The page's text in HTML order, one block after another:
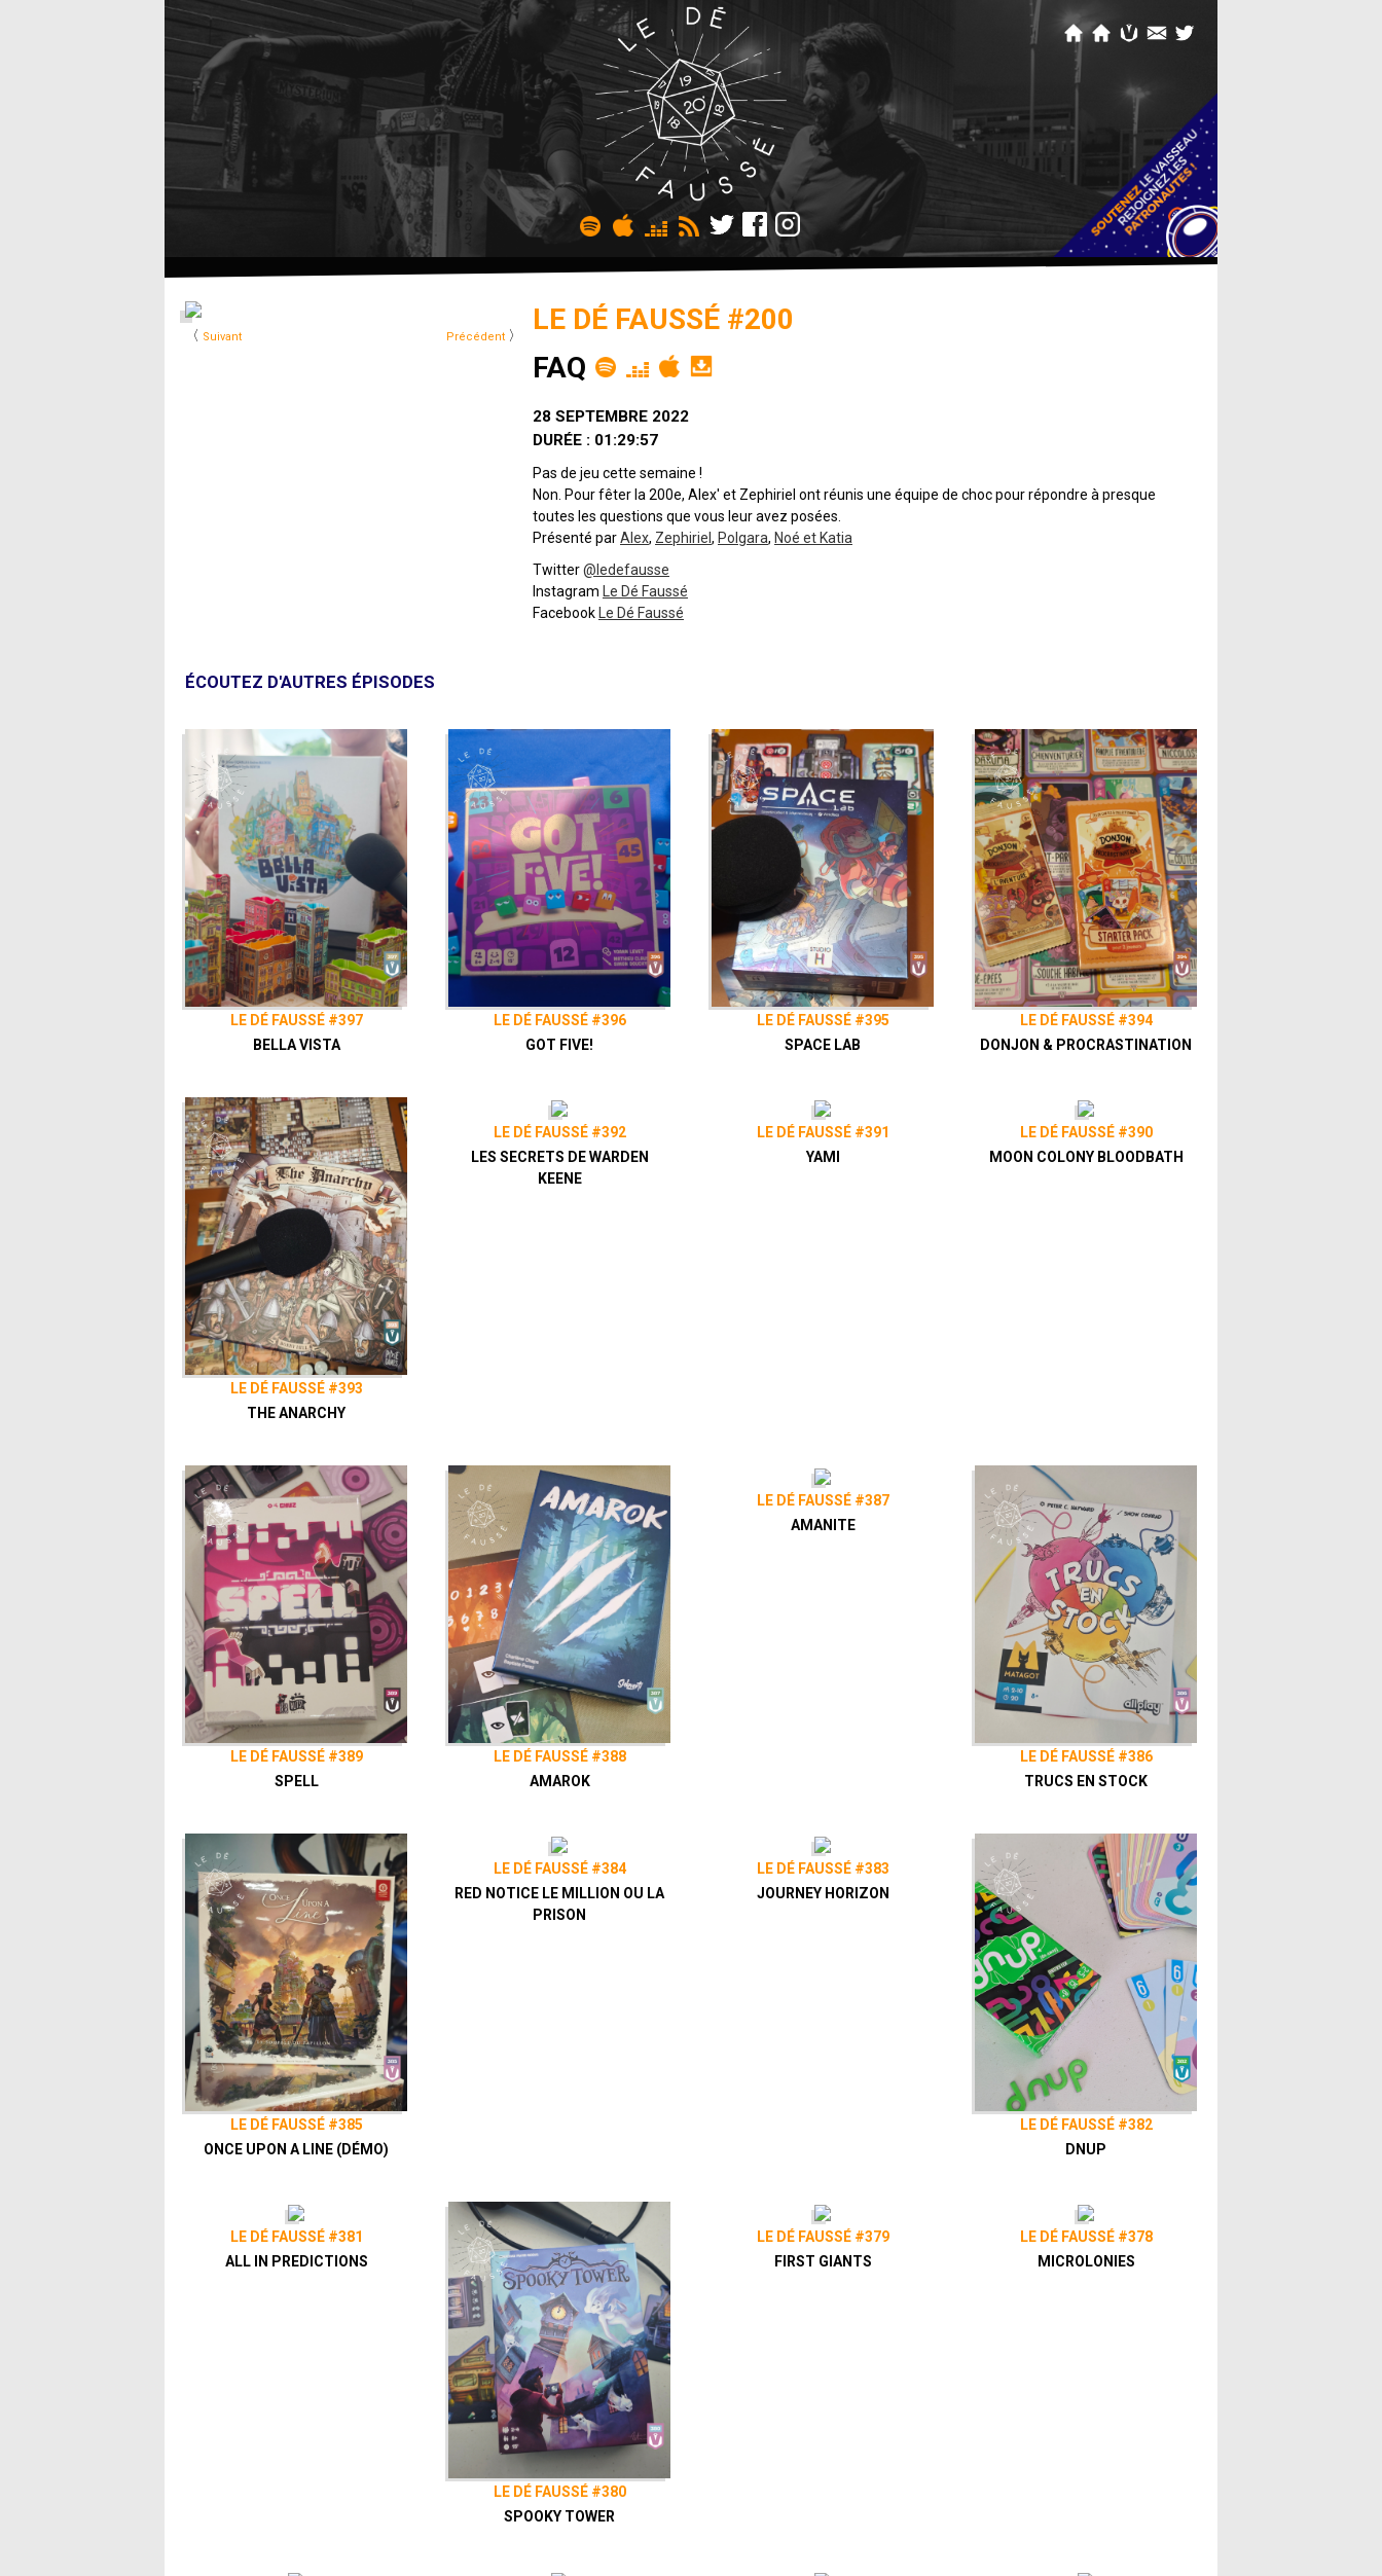
〈 Suivant Précédent〉
LE DÉ FAUSSÉ #200
FAQ
28 SEPTEMBRE 2022
DURÉE : 01:29:57
Pas de jeu cette semaine !
Non. Pour fêter la 200e, Alex' et Zephiriel ont réunis une équipe de choc pour répondre à presque
toutes les questions que vous leur avez posées.
Présenté parAlex, Zephiriel , Polgara, Noé et Katia
Twitter@ledefausse
Instagram
Le Dé Faussé
Facebook
Le Dé Faussé
ÉCOUTEZ D'AUTRES ÉPISODES
LE DÉ FAUSSÉ #397
BELLA VISTA
LE DÉ FAUSSÉ #396
GOT FIVE!
LE DÉ FAUSSÉ #395
SPACE LAB
LE DÉ FAUSSÉ #394
DONJON & PROCRASTINATION
LE DÉ FAUSSÉ #393
THE ANARCHY
LE DÉ FAUSSÉ #392
LES SECRETS DE WARDEN
KEENE
LE DÉ FAUSSÉ #391
YAMI
LE DÉ FAUSSÉ #390
MOON COLONY BLOODBATH
LE DÉ FAUSSÉ #389
SPELL
LE DÉ FAUSSÉ #388
AMAROK
LE DÉ FAUSSÉ #387
AMANITE
LE DÉ FAUSSÉ #386
TRUCS EN STOCK
LE DÉ FAUSSÉ #385
ONCE UPON A LINE (DÉMO)
LE DÉ FAUSSÉ #384
RED NOTICE LE MILLION OU LA
PRISON
LE DÉ FAUSSÉ #383
JOURNEY HORIZON
LE DÉ FAUSSÉ #382
DNUP
LE DÉ FAUSSÉ #381
ALL IN PREDICTIONS
LE DÉ FAUSSÉ #380
SPOOKY TOWER
LE DÉ FAUSSÉ #379
FIRST GIANTS
LE DÉ FAUSSÉ #378
MICROLONIES